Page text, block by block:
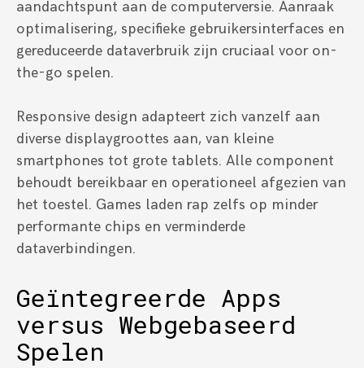
aandachtspunt aan de computerversie. Aanraak
optimalisering, specifieke gebruikersinterfaces en
gereduceerde dataverbruik zijn cruciaal voor on-
the-go spelen.
Responsive design adapteert zich vanzelf aan
diverse displaygroottes aan, van kleine
smartphones tot grote tablets. Alle component
behoudt bereikbaar en operationeel afgezien van
het toestel. Games laden rap zelfs op minder
performante chips en verminderde
dataverbindingen.
Geïntegreerde Apps
versus Webgebaseerd
Spelen